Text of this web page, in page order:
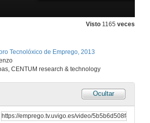
Visto 1165 veces
Tecnolóxico de Emprego, 2013
CENTUM research & technology
Ocultar
Que é a I+D?
14 de mar. de 2013
14 de mar. de 2013